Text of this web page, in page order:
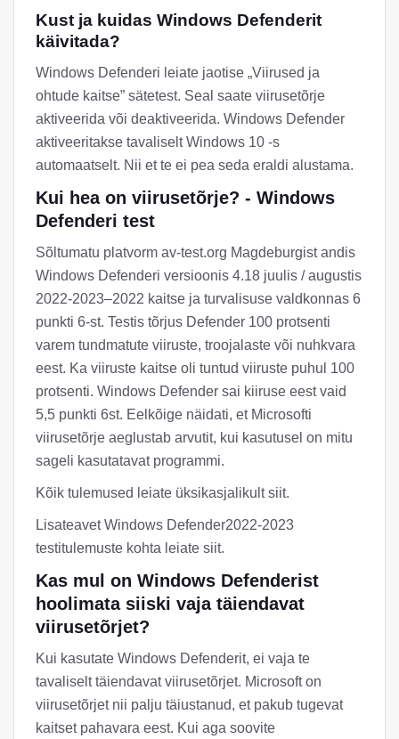
Kust ja kuidas Windows Defenderit
käivitada?
Windows Defenderi leiate jaotise „Viirused ja
ohtude kaitse” sätetest. Seal saate viirusetõrje
aktiveerida või deaktiveerida. Windows Defender
aktiveeritakse tavaliselt Windows 10 -s
automaatselt. Nii et te ei pea seda eraldi alustama.
Kui hea on viirusetõrje? - Windows
Defenderi test
Sõltumatu platvorm av-test.org Magdeburgist andis
Windows Defenderi versioonis 4.18 juulis / augustis
2022-2023–2022 kaitse ja turvalisuse valdkonnas 6
punkti 6-st. Testis tõrjus Defender 100 protsenti
varem tundmatute viiruste, troojalaste või nuhkvara
eest. Ka viiruste kaitse oli tuntud viiruste puhul 100
protsenti. Windows Defender sai kiiruse eest vaid
5,5 punkti 6st. Eelkõige näidati, et Microsofti
viirusetõrje aeglustab arvutit, kui kasutusel on mitu
sageli kasutatavat programmi.
Kõik tulemused leiate üksikasjalikult siit.
Lisateavet Windows Defender2022-2023
testitulemuste kohta leiate siit.
Kas mul on Windows Defenderist
hoolimata siiski vaja täiendavat
viirusetõrjet?
Kui kasutate Windows Defenderit, ei vaja te
tavaliselt täiendavat viirusetõrjet. Microsoft on
viirusetõrjet nii palju täiustanud, et pakub tugevat
kaitset pahavara eest. Kui aga soovite